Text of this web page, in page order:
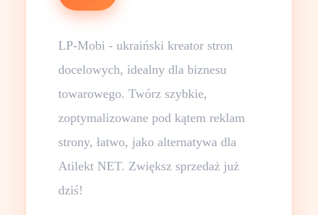
LP-Mobi - ukraiński kreator stron
docelowych, idealny dla biznesu
towarowego. Twórz szybkie,
zoptymalizowane pod kątem reklam
strony, łatwo, jako alternatywa dla
Atilekt NET. Zwiększ sprzedaż już
dziś!